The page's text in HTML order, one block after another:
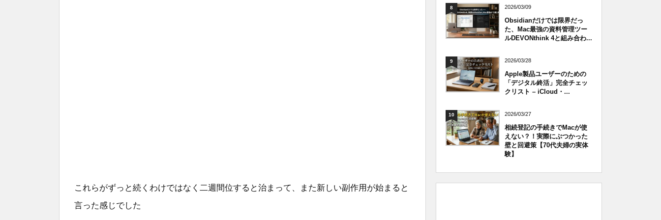
これらがずっと続くわけではなく二週間位すると治まって、また新しい副作用が始まると
言った感じでした
8 2026/03/09
Obsidianだけでは限界だっ
た、Mac最強の資料管理ツー
ルDEVONthink 4と組み合わ...
9 2026/03/28
Apple製品ユーザーのための
「デジタル終活」完全チェッ
クリスト – iCloud・...
10 2026/03/27
相続登記の手続きでMacが使
えない？！実際にぶつかった
壁と回避策【70代夫婦の実体
験】